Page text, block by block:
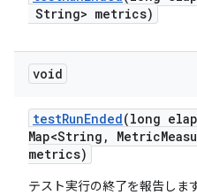
String> metrics)
void
testRunEnded(long
Map<String , Metric
metrics)
テスト実行の終了を報告します